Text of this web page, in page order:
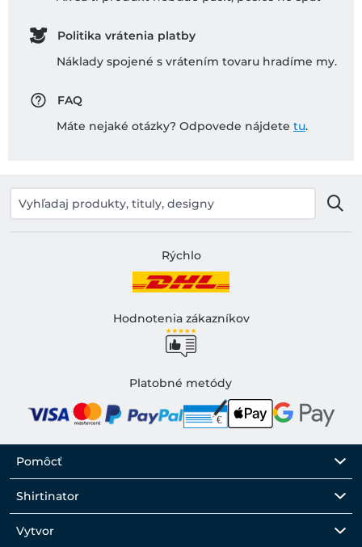
Politika vrátenia platby
Náklady spojené s vrátením tovaru hradíme my.
FAQ
Máte nejaké otázky? Odpovede nájdete tu.
Rýchlo
Hodnotenia zákazníkov
Platobné metódy
Pomôcť
Shirtinator
Vytvor